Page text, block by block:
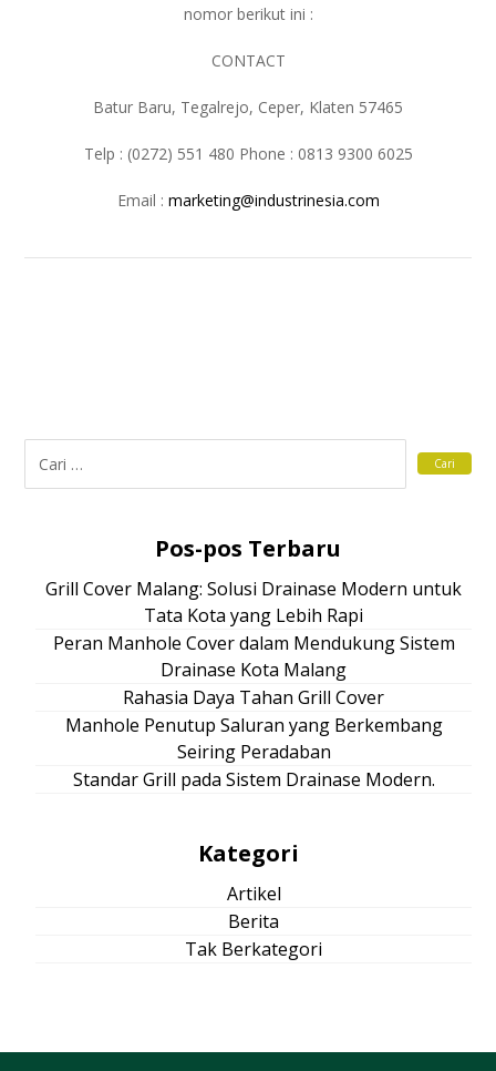
nomor berikut ini :
CONTACT
Batur Baru, Tegalrejo, Ceper, Klaten 57465
Telp : (0272) 551 480 Phone : 0813 9300 6025
Email : marketing@industrinesia.com
Pos-pos Terbaru
Grill Cover Malang: Solusi Drainase Modern untuk
Tata Kota yang Lebih Rapi
Peran Manhole Cover dalam Mendukung Sistem
Drainase Kota Malang
Rahasia Daya Tahan Grill Cover
Manhole Penutup Saluran yang Berkembang
Seiring Peradaban
Standar Grill pada Sistem Drainase Modern.
Kategori
Artikel
Berita
Tak Berkategori